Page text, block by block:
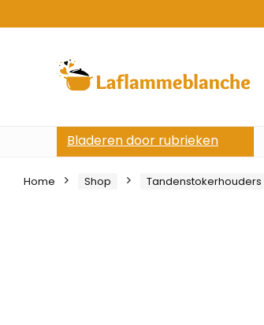
Bladeren door rubrieken
Home Shop Tandenstokerhouders